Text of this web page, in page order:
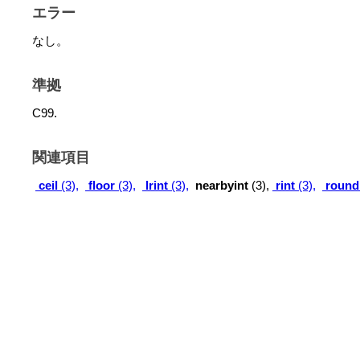
エラー
なし。
準拠
C99.
関連項目
ceil (3), floor (3), lrint (3), nearbyint (3), rint (3), round